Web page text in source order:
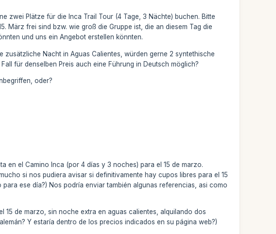
zwei Plätze für die Inca Trail Tour (4 Tage, 3 Nächte) buchen. Bitte
März frei sind bzw. wie groß die Gruppe ist, die an diesem Tag die
und uns ein Angebot erstellen könnten.
zusätzliche Nacht in Aguas Calientes, würden gerne 2 syntethische
für denselben Preis auch eine Führung in Deutsch möglich?
oder?
en el Camino Inca (por 4 días y 3 noches) para el 15 de marzo.
si nos pudiera avisar si definitivamente hay cupos libres para el 15
ese día?) Nos podría enviar también algunas referencias, asi como
15 de marzo, sin noche extra en aguas calientes, alquilando dos
Y estaría dentro de los precios indicados en su página web?)